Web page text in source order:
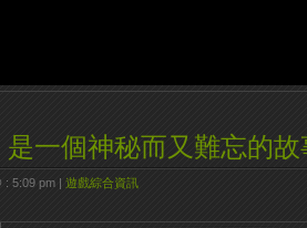
是一個神秘而又難忘的故
: 5:09 pm | 遊戲綜合資訊